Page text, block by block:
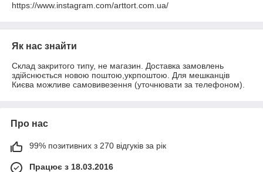
https://www.instagram.com/arttort.com.ua/
Як нас знайти
Склад закритого типу, не магазин. Доставка замовлень
здійснюється новою поштою,укрпоштою. Для мешканців
Києва можливе самовивезення (уточнювати за телефоном).
Про нас
99% позитивних з 270 відгуків за рік
Працює з 18.03.2016